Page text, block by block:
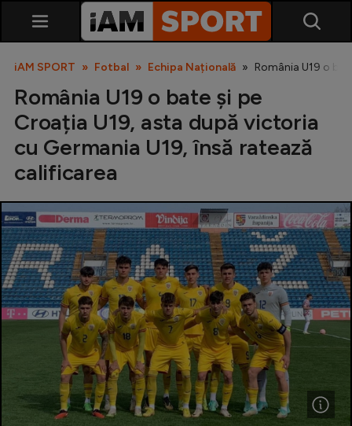
SuperLiga
Liga 2
Cupa României
Echipa Națională
U21
Fotbal feminin
Special
Diverse
iAM SPORT Fotbal Echipa Națională România U19 o
România U19 o bate și pe
Croația U19, asta după victoria
cu Germania U19, însă ratează
calificarea